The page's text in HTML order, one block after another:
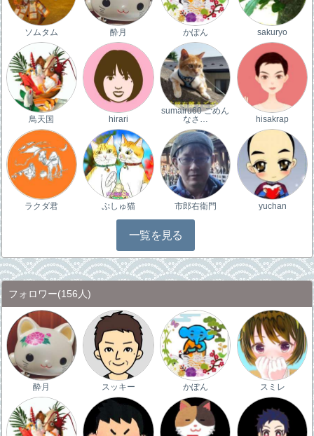
ソムタム 酔月 かぽん sakuryo
鳥天国 hirari
sumairu60 ごめん
なさ…
hisakrap
ラクダ君 ぷしゅ猫 市郎右衛門 yuchan
一覧を見る
フォロワー(156人)
酔月 スッキー かぽん スミレ